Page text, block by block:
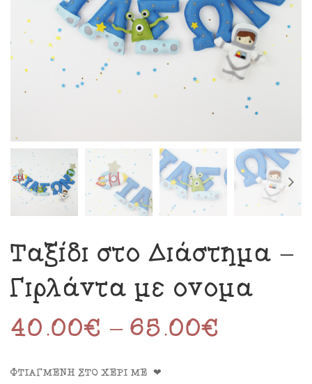
Ταξίδι στο Διάστημα –
Γιρλάντα με όνομα
40.00€ – 65.00€
ΦΤΙΑΓΜΕΝΗ ΣΤΟ ΧΕΡΙ ΜΕ ❤